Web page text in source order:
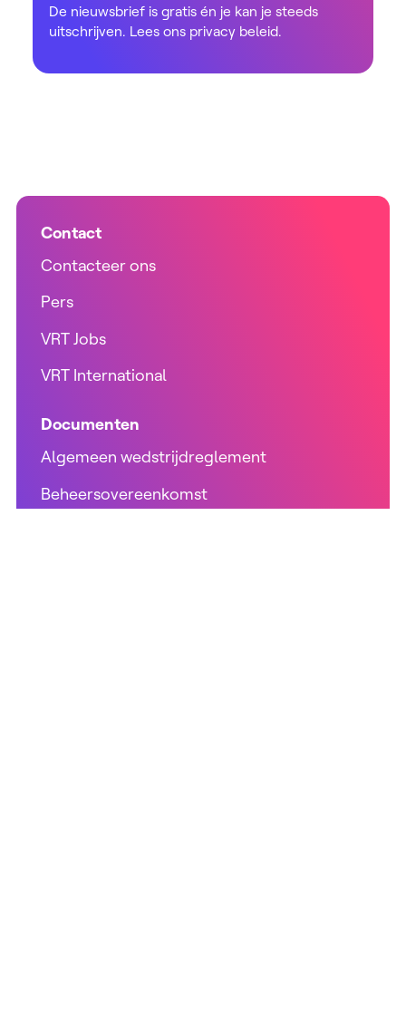
De nieuwsbrief is gratis én je kan je steeds
uitschrijven. Lees ons privacy beleid.
Contact
Contacteer ons
Pers
VRT Jobs
VRT International
Documenten
Algemeen wedstrijdreglement
Beheersovereenkomst